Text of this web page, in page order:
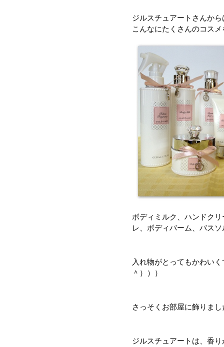
ジルスチュアートさんから
こんなにたくさんのコス
ボディミルク、ハンドク
レ、ボディバーム、バスソ
入れ物がとってもかわい
＾）））
さっそくお部屋に飾りまし
ジルスチュアートは、香